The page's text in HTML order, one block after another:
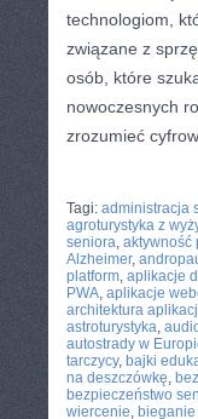
technologiom,
związane z
osób, które
nowoczesnych
zrozumieć
Tagi: administracja
agroturystyka z
seniora, aktywność
Alzheimer,
platform, aplikacje
PWA, aplikacje
architektura
astroturystyka,
autostrady w
tarczycy, bajki
na deszczówkę,
bezpieczeństwo
wiercenie,